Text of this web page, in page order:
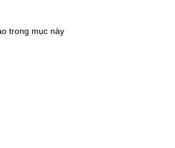
trong mục này